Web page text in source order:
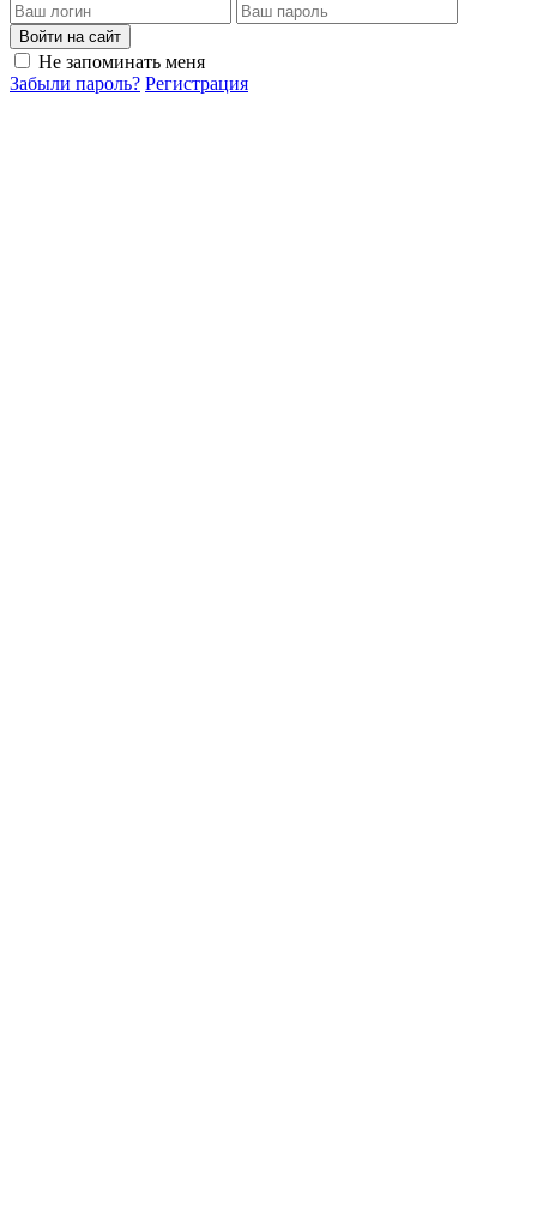
Войти на сайт
Не запоминать меня
Забыли пароль? Регистрация